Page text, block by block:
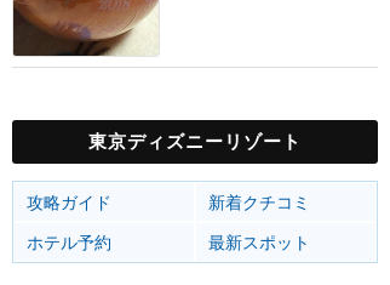
東京ディズニーリゾート
攻略ガイド
新着クチコミ
ホテル予約
最新スポット